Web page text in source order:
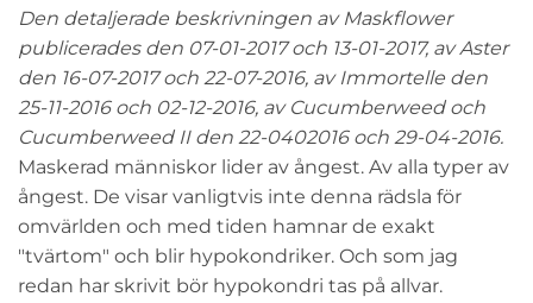
Den detaljerade beskrivningen av Maskflower
publicerades den 07-01-2017 och 13-01-2017, av Aster
den 16-07-2017 och 22-07-2016, av Immortelle den
25-11-2016 och 02-12-2016, av Cucumberweed och
Cucumberweed II den 22-0402016 och 29-04-2016.
Maskerad människor lider av ångest. Av alla typer av
ångest. De visar vanligtvis inte denna rädsla för
omvärlden och med tiden hamnar de exakt
"tvärtom" och blir hypokondriker. Och som jag
redan har skrivit bör hypokondri tas på allvar.